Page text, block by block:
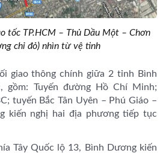
tốc TP.HCM – Thủ Dầu Một – Chơn
chỉ đỏ) nhìn từ vệ tinh
giao thông chính giữa 2 tỉnh Bình
gồm: Tuyến đường Hồ Chí Minh;
tuyến Bắc Tân Uyên – Phú Giáo –
kiến nghị hai địa phương tiếp tục
Tây Quốc lộ 13, Bình Dương kiến